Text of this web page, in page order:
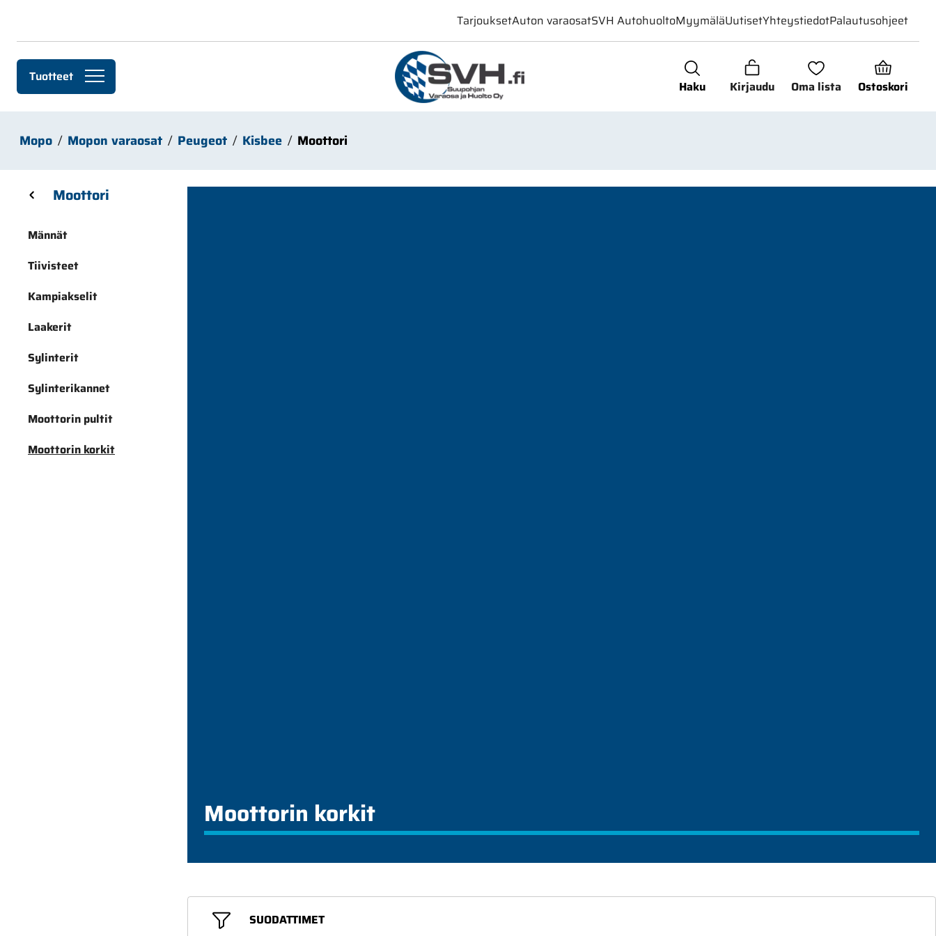
Haku Kirjaudu Oma lista Ostoskori
Tuotteet
TarjouksetAuton varaosatSVH AutohuoltoMyymäläUutisetYhteystiedotPalautusohjeet
Mopo Mopon varaosat Peugeot Kisbee
Moottori
Skip sidebar menu
Moottori
Männät
Tiivisteet
Kampiakselit
Laakerit
Sylinterit
Sylinterikannet
Moottorin pultit
Moottorin korkit
Moottorin korkit
SUODATTIMET